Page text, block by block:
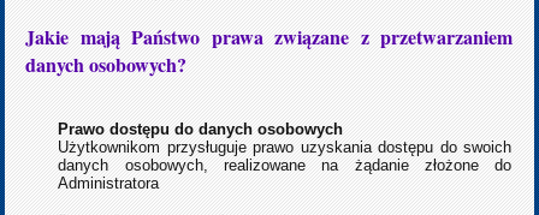
Jakie mają Państwo prawa związane z przetwarzaniem
danych osobowych?
Prawo dostępu do danych osobowych
Użytkownikom przysługuje prawo uzyskania dostępu do swoich
danych osobowych, realizowane na żądanie złożone do
Administratora